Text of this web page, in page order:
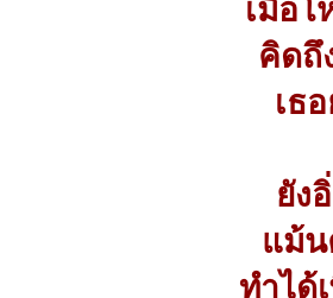
เมื่อ
คิดถึ
เธ
ยัง
แม้น
ทำได้